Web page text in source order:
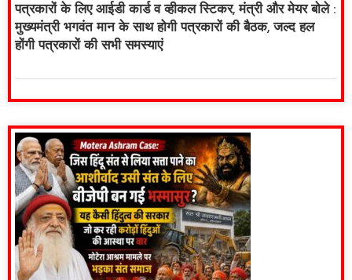
पत्रकारों के लिए आईडी कार्ड व व्हीकल स्टिकर, मंत्री और मेयर बोले :
मुख्यमंत्री भगवंत मान के साथ होगी पत्रकारों की बैठक, जल्द हल
होंगी पत्रकारों की सभी समस्याएं